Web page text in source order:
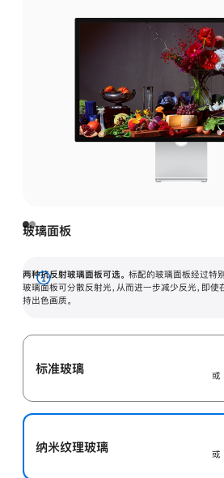
玻璃面板
两种抗反射玻璃面板可选。 标配的玻璃面板经过特
玻璃面板可分散反射光，从而进一步减少反光，即
持出色画质。
展
开
标准玻璃
或
纳米纹理玻璃
或